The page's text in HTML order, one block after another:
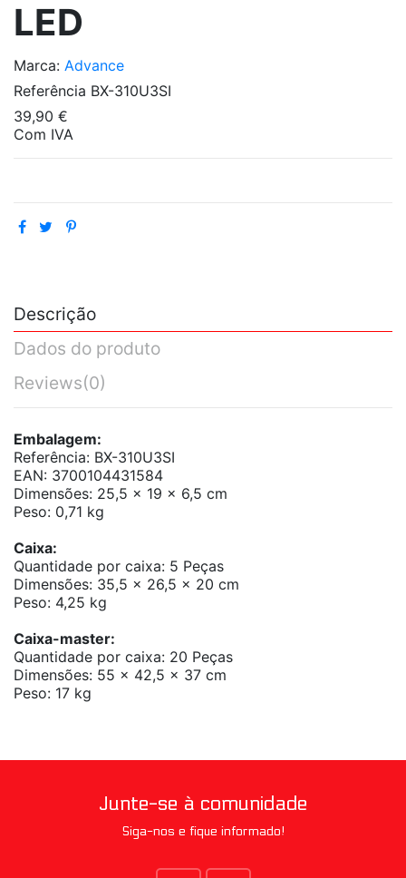
LED
Marca: Advance
Referência BX-310U3SI
39,90 €
Com IVA
Descrição
Dados do produto
Reviews(0)
Embalagem:
Referência: BX-310U3SI
EAN: 3700104431584
Dimensões: 25,5 x 19 x 6,5 cm
Peso: 0,71 kg
Caixa:
Quantidade por caixa: 5 Peças
Dimensões: 35,5 x 26,5 x 20 cm
Peso: 4,25 kg
Caixa-master:
Quantidade por caixa: 20 Peças
Dimensões: 55 x 42,5 x 37 cm
Peso: 17 kg
Junte-se à comunidade
Siga-nos e fique informado!